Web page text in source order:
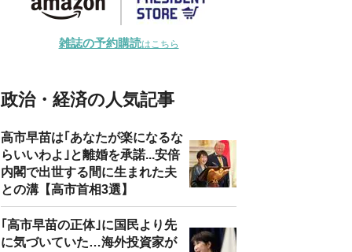
雑誌の予約購読はこちら
政治・経済の人気記事
高市早苗は｢あなたが楽になるな
らいいわよ｣と離婚を承諾...安倍
内閣で出世する間に生まれた夫
との溝【高市首相3選】
｢高市早苗の正体｣に国民より先
に気づいていた…海外投資家が